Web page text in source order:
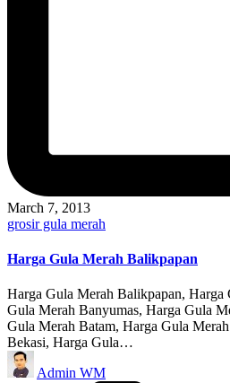
March 7, 2013
Posted
grosir gula merah
Harga Gula Merah Balikpapan
Harga Gula Merah Balikpapan, Harga
Gula Merah Banyumas, Harga Gula
Gula Merah Batam, Harga Gula
Bekasi, Harga Gula…
Posted
by
Admin WM